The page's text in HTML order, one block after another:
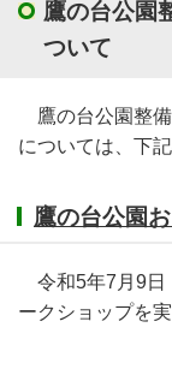
鷹の台公園
ついて
鷹の台公園整備
については、下
鷹の台公園
令和5年7月9日
ークショップを